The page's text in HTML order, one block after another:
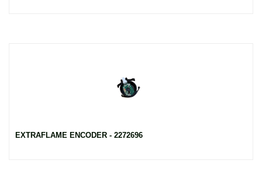
EXTRAFLAME ENCODER - 2272696